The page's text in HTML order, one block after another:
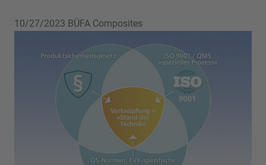
10/27/2023 BÜFA Composites